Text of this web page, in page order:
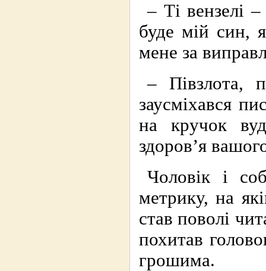
– Ті вензелі
буде мій син,
мене за
– Півзлота,
заусміхався
на кручок
здоров’я
Чоловік і
метрику, на
став поволі
похитав
грошима.